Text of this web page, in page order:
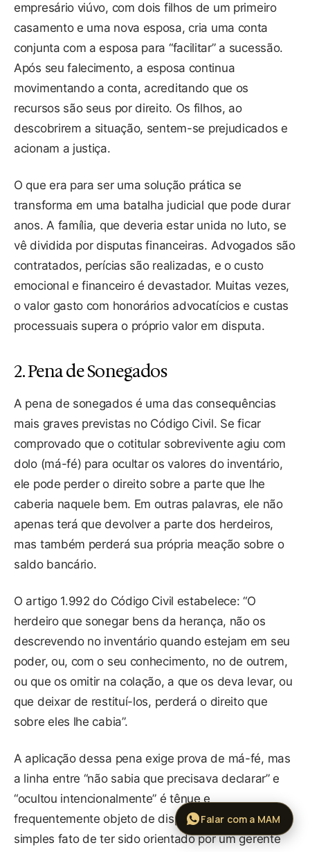
empresário viúvo, com dois filhos de um primeiro
casamento e uma nova esposa, cria uma conta
conjunta com a esposa para “facilitar” a sucessão.
Após seu falecimento, a esposa continua
movimentando a conta, acreditando que os
recursos são seus por direito. Os filhos, ao
descobrirem a situação, sentem-se prejudicados e
acionam a justiça.
O que era para ser uma solução prática se
transforma em uma batalha judicial que pode durar
anos. A família, que deveria estar unida no luto, se
vê dividida por disputas financeiras. Advogados são
contratados, perícias são realizadas, e o custo
emocional e financeiro é devastador. Muitas vezes,
o valor gasto com honorários advocatícios e custas
processuais supera o próprio valor em disputa.
2. Pena de Sonegados
A pena de sonegados é uma das consequências
mais graves previstas no Código Civil. Se ficar
comprovado que o cotitular sobrevivente agiu com
dolo (má-fé) para ocultar os valores do inventário,
ele pode perder o direito sobre a parte que lhe
caberia naquele bem. Em outras palavras, ele não
apenas terá que devolver a parte dos herdeiros,
mas também perderá sua própria meação sobre o
saldo bancário.
O artigo 1.992 do Código Civil estabelece: “O
herdeiro que sonegar bens da herança, não os
descrevendo no inventário quando estejam em seu
poder, ou, com o seu conhecimento, no de outrem,
ou que os omitir na colação, a que os deva levar, ou
que deixar de restituí-los, perderá o direito que
sobre eles lhe cabia”.
A aplicação dessa pena exige prova de má-fé, mas
a linha entre “não sabia que precisava declarar” e
“ocultou intencionalmente” é tênue e
frequentemente objeto de disputa judicial. O
simples fato de ter sido orientado por um gerente
Falar com a MAM